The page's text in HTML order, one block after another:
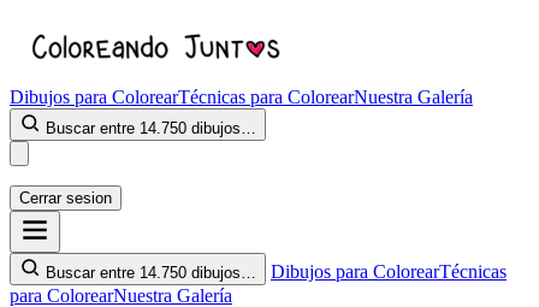
Dibujos para ColorearTécnicas para ColorearNuestra Galería
Buscar entre 14.750 dibujos…
Cerrar sesion
Buscar entre 14.750 dibujos… Dibujos para ColorearTécnicas
para ColorearNuestra Galería